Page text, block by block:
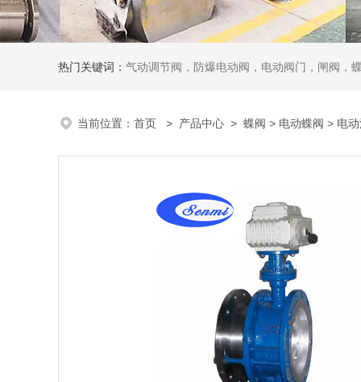
热门关键词： 气动调节阀，防爆电动阀，电动阀门，闸阀，
当前位置： 首页 > 产品中心 > 蝶阀 > 电动蝶阀 > 电